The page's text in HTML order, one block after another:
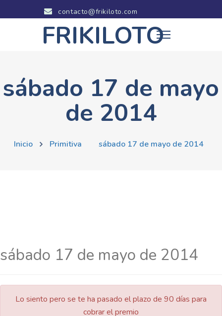
contacto@frikiloto.com
FRIKILOTO
sábado 17 de mayo
de 2014
Inicio Primitiva sábado 17 de mayo de 2014
sábado 17 de mayo de 2014
Lo siento pero se te ha pasado el plazo de 90 días para
cobrar el premio